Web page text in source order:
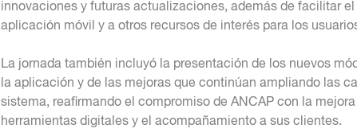
innovaciones y futuras actualizaciones, además de facilitar
aplicación móvil y a otros recursos de interés para los
La jornada también incluyó la presentación de los nuevos
la aplicación y de las mejoras que continúan ampliando las
sistema, reafirmando el compromiso de ANCAP con la
herramientas digitales y el acompañamiento a sus clientes.